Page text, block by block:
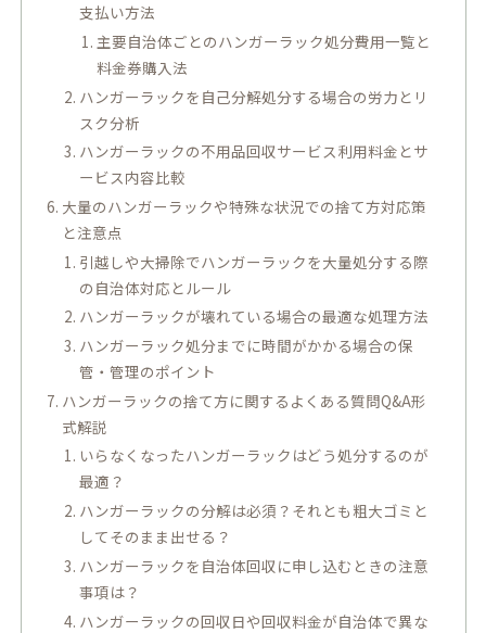
支払い方法
主要自治体ごとのハンガーラック処分費用一覧と
料金券購入法
ハンガーラックを自己分解処分する場合の労力とリ
スク分析
ハンガーラックの不用品回収サービス利用料金とサ
ービス内容比較
大量のハンガーラックや特殊な状況での捨て方対応策
と注意点
引越しや大掃除でハンガーラックを大量処分する際
の自治体対応とルール
ハンガーラックが壊れている場合の最適な処理方法
ハンガーラック処分までに時間がかかる場合の保
管・管理のポイント
ハンガーラックの捨て方に関するよくある質問Q&A形
式解説
いらなくなったハンガーラックはどう処分するのが
最適？
ハンガーラックの分解は必須？それとも粗大ゴミと
してそのまま出せる？
ハンガーラックを自治体回収に申し込むときの注意
事項は？
ハンガーラックの回収日や回収料金が自治体で異な